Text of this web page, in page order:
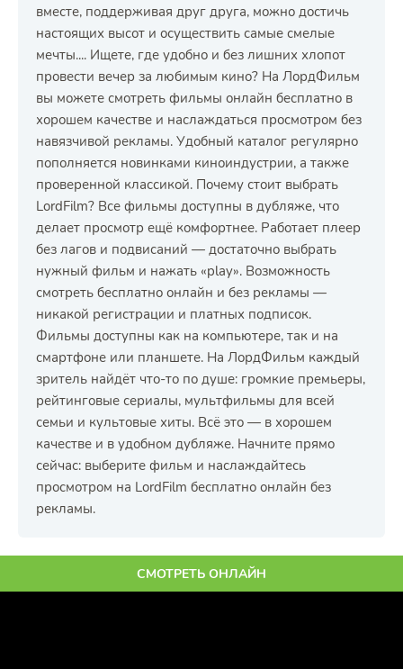
вместе, поддерживая друг друга, можно достичь
настоящих высот и осуществить самые смелые
мечты.... Ищете, где удобно и без лишних хлопот
провести вечер за любимым кино? На ЛордФильм
вы можете смотреть фильмы онлайн бесплатно в
хорошем качестве и наслаждаться просмотром без
навязчивой рекламы. Удобный каталог регулярно
пополняется новинками киноиндустрии, а также
проверенной классикой. Почему стоит выбрать
LordFilm? Все фильмы доступны в дубляже, что
делает просмотр ещё комфортнее. Работает плеер
без лагов и подвисаний — достаточно выбрать
нужный фильм и нажать «play». Возможность
смотреть бесплатно онлайн и без рекламы —
никакой регистрации и платных подписок.
Фильмы доступны как на компьютере, так и на
смартфоне или планшете. На ЛордФильм каждый
зритель найдёт что-то по душе: громкие премьеры,
рейтинговые сериалы, мультфильмы для всей
семьи и культовые хиты. Всё это — в хорошем
качестве и в удобном дубляже. Начните прямо
сейчас: выберите фильм и наслаждайтесь
просмотром на LordFilm бесплатно онлайн без
рекламы.
СМОТРЕТЬ ОНЛАЙН